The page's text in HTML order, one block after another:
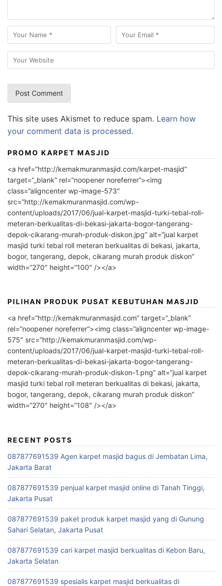
This site uses Akismet to reduce spam. Learn how
your comment data is processed.
PROMO KARPET MASJID
<a href=”http://kemakmuranmasjid.com/karpet-masjid”
target=”_blank” rel=”noopener noreferrer”><img
class=”aligncenter wp-image-573″
src=”http://kemakmuranmasjid.com/wp-
content/uploads/2017/06/jual-karpet-masjid-turki-tebal-roll-
meteran-berkualitas-di-bekasi-jakarta-bogor-tangerang-
depok-cikarang-murah-produk-diskon.jpg” alt=”jual karpet
masjid turki tebal roll meteran berkualitas di bekasi, jakarta,
bogor, tangerang, depok, cikarang murah produk diskon”
width=”270″ height=”100″ /></a>
PILIHAN PRODUK PUSAT KEBUTUHAN MASJID
<a href=”http://kemakmuranmasjid.com” target=”_blank”
rel=”noopener noreferrer”><img class=”aligncenter wp-image-
575″ src=”http://kemakmuranmasjid.com/wp-
content/uploads/2017/06/jual-karpet-masjid-turki-tebal-roll-
meteran-berkualitas-di-bekasi-jakarta-bogor-tangerang-
depok-cikarang-murah-produk-diskon-1.png” alt=”jual karpet
masjid turki tebal roll meteran berkualitas di bekasi, jakarta,
bogor, tangerang, depok, cikarang murah produk diskon”
width=”270″ height=”108″ /></a>
RECENT POSTS
087877691539 Agen karpet masjid bagus di Jembatan Lima,
Jakarta Barat
087877691539 penjual karpet masjid online di Tanah Tinggi,
Jakarta Pusat
087877691539 paket produk karpet masjid yang di Gunung
Sahari Selatan, Jakarta Pusat
087877691539 cari karpet masjid berkualitas di Kebon Baru,
Jakarta Selatan
087877691539 spesialis karpet masjid berkualitas di